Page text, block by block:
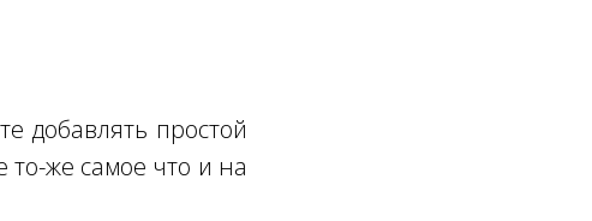
добавлять простой
то-же самое что и на